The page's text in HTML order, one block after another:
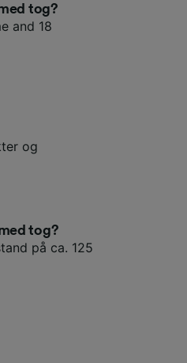
tog?
and 18
og
tog?
på ca. 125